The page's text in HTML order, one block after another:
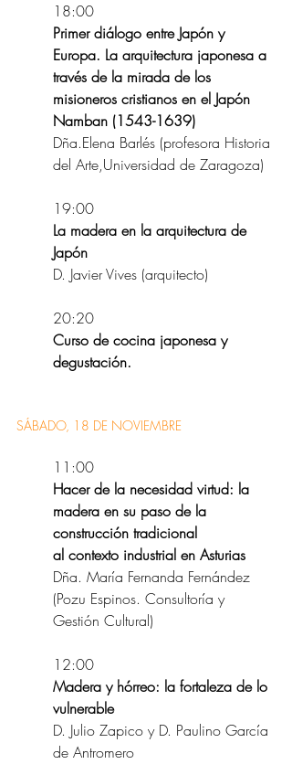
18:00
Primer diálogo entre Japón y
Europa. La arquitectura japonesa a
través de la mirada de los
misioneros cristianos en el Japón
Namban (1543-1639)
Dña.Elena Barlés (profesora Historia
del Arte,Universidad de Zaragoza)
19:00
La madera en la arquitectura de
Japón
D. Javier Vives (arquitecto)
20:20
Curso de cocina japonesa y
degustación.
SÁBADO, 18 DE NOVIEMBRE
11:00
Hacer de la necesidad virtud: la
madera en su paso de la
construcción tradicional
al contexto industrial en Asturias
Dña. María Fernanda Fernández
(Pozu Espinos. Consultoría y
Gestión Cultural)
12:00
Madera y hórreo: la fortaleza de lo
vulnerable
D. Julio Zapico y D. Paulino García
de Antromero